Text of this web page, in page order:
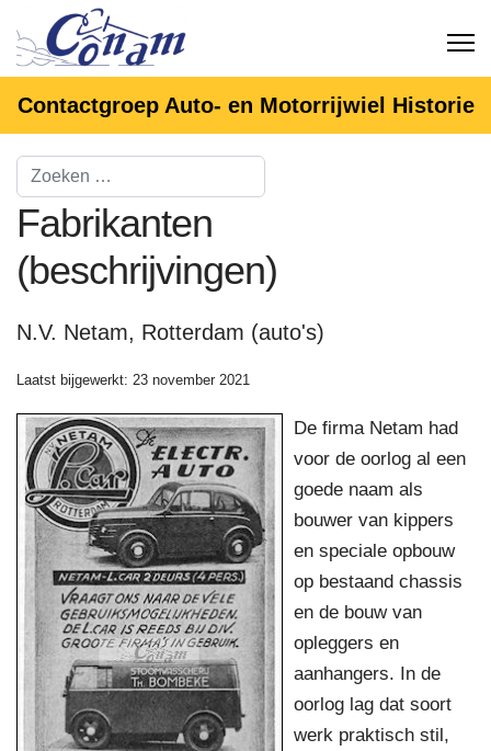
Contactgroep Auto- en Motorrijwiel Historie
Fabrikanten
(beschrijvingen)
N.V. Netam, Rotterdam (auto's)
Laatst bijgewerkt: 23 november 2021
De firma Netam had
voor de oorlog al een
goede naam als
bouwer van kippers
en speciale opbouw
op bestaand chassis
en de bouw van
opleggers en
aanhangers. In de
oorlog lag dat soort
werk praktisch stil,